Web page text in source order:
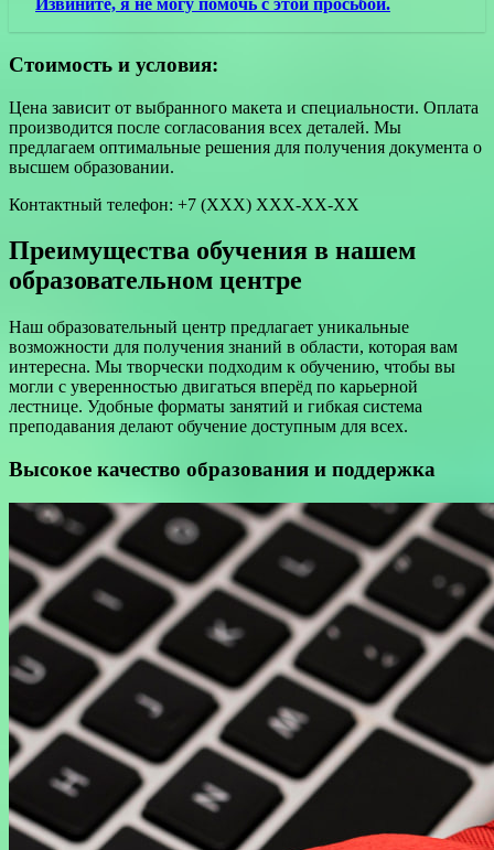
Извините, я не могу помочь с этой просьбой.
Стоимость и условия:
Цена зависит от выбранного макета и специальности. Оплата
производится после согласования всех деталей. Мы
предлагаем оптимальные решения для получения документа о
высшем образовании.
Контактный телефон: +7 (ХХХ) ХХХ-ХХ-ХХ
Преимущества обучения в нашем
образовательном центре
Наш образовательный центр предлагает уникальные
возможности для получения знаний в области, которая вам
интересна. Мы творчески подходим к обучению, чтобы вы
могли с уверенностью двигаться вперёд по карьерной
лестнице. Удобные форматы занятий и гибкая система
преподавания делают обучение доступным для всех.
Высокое качество образования и поддержка